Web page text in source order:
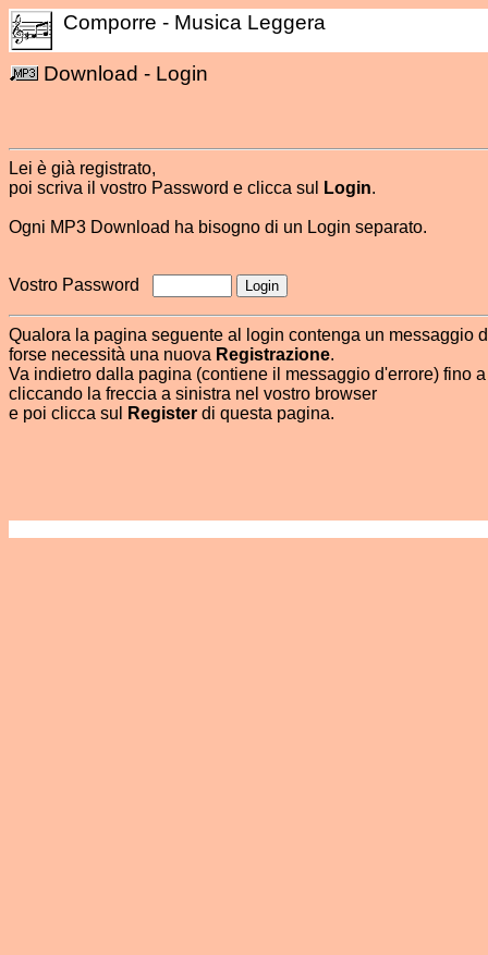
Comporre - Musica Leggera
Download - Login
Lei è già registrato,
poi scriva il vostro Password e clicca sul
Login.
Ogni MP3 Download ha bisogno di un Login separato.
Vostro Password
Qualora la pagina seguente al login contenga un messaggio
forse necessità una nuova Registrazione.
Va indietro dalla pagina (contiene il messaggio d'errore) fino
cliccando la freccia a sinistra nel vostro browser
e poi clicca sul
Register di questa pagina.